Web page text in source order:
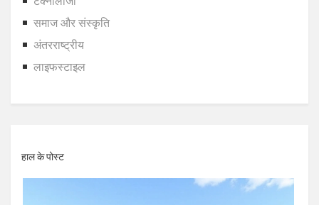
समाज और संस्कृति
अंतरराष्ट्रीय
लाइफस्टाइल
हाल के पोस्ट